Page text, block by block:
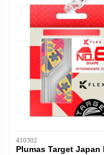
410302
Plumas Target